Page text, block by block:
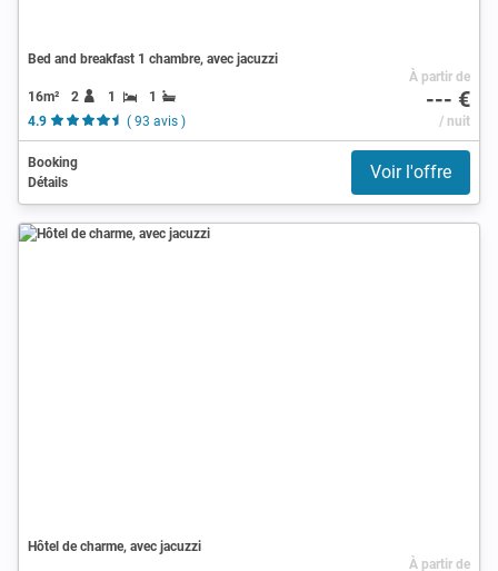
Bed and breakfast 1 chambre, avec jacuzzi
16m² 2 1
1
4.9
( 93 avis )
À partir de
--- €
/ nuit
Booking
Détails
Voir l'offre
Hôtel de charme, avec jacuzzi
À partir de